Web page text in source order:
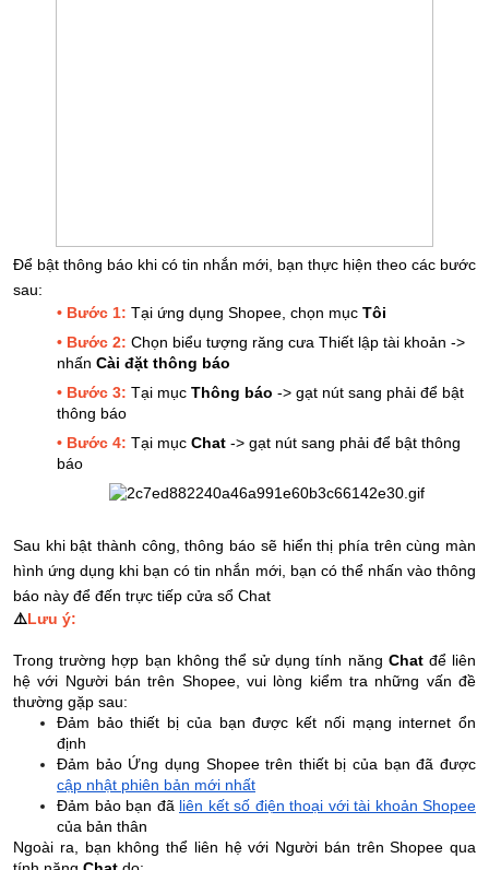
Để bật thông báo khi có tin nhắn mới, bạn thực hiện theo các bước
sau:
• Bước 1: Tại ứng dụng Shopee, chọn mục Tôi
• Bước 2: Chọn biểu tượng răng cưa Thiết lập tài khoản ->
nhấn Cài đặt thông báo
• Bước 3: Tại mục Thông báo -> gạt nút sang phải để bật
thông báo
• Bước 4: Tại mục Chat -> gạt nút sang phải để bật thông
báo
Sau khi bật thành công, thông báo sẽ hiển thị phía trên cùng màn
hình ứng dụng khi bạn có tin nhắn mới, bạn có thể nhấn vào thông
báo này để đến trực tiếp cửa sổ Chat
⚠️Lưu ý:
Trong trường hợp bạn không thể sử dụng tính năng Chatđể liên
hệ với Người bán trên Shopee, vui lòng kiểm tra những vấn đề
thường gặp sau:
Đảm bảo thiết bị của bạn được kết nối mạng internet ổn
định
Đảm bảo Ứng dụng Shopee trên thiết bị của bạn đã được
cập nhật phiên bản mới nhất
Đảm bảo bạn đã liên kết số điện thoại với tài khoản Shopee
của bản thân
Ngoài ra, bạn không thể liên hệ với Người bán trên Shopee qua